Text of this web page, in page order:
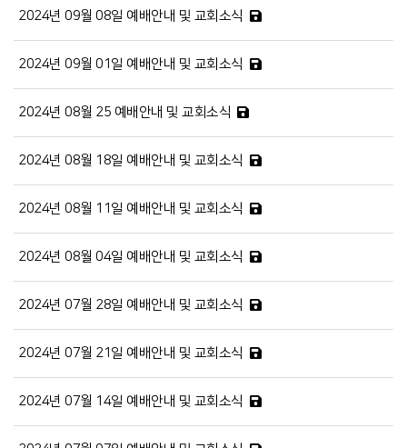
2024년 09월 08일 예배안내 및 교회소식
2024년 09월 01일 예배안내 및 교회소식
2024년 08월 25 예배안내 및 교회소식
2024년 08월 18일 예배안내 및 교회소식
2024년 08월 11일 예배안내 및 교회소식
2024년 08월 04일 예배안내 및 교회소식
2024년 07월 28일 예배안내 및 교회소식
2024년 07월 21일 예배안내 및 교회소식
2024년 07월 14일 예배안내 및 교회소식